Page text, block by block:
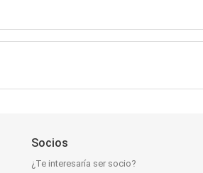
Socios
¿Te interesaría ser socio?